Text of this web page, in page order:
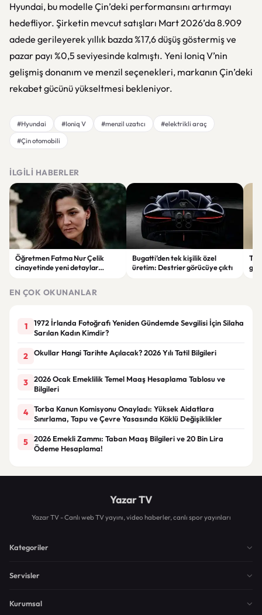
Hyundai, bu modelle Çin’deki performansını artırmayı
hedefliyor. Şirketin mevcut satışları Mart 2026’da 8.909
adede gerileyerek yıllık bazda %17,6 düşüş göstermiş ve
pazar payı %0,5 seviyesinde kalmıştı. Yeni Ioniq V’nin
gelişmiş donanım ve menzil seçenekleri, markanın Çin’deki
rekabet gücünü yükseltmesi bekleniyor.
#Hyundai #Ioniq V #menzil uzatıcı
#elektrikli araç
#Çin otomobili
İLGILI HABERLER
Öğretmen Fatma Nur Çelik
cinayetinde yeni detaylar
Bugatti’den tek kişilik özel
üretim: Destrier görücüye çıktı
EN ÇOK OKUNANLAR
1
1972 İrlanda Fotoğrafı Yeniden Gündemde Sevgilisi İçin Silaha
Sarılan Kadın Kimdir?
2 Okullar Hangi Tarihte Açılacak? 2026 Yılı Tatil Bilgileri
3
2026 Ocak Emeklilik Temel Maaş Hesaplama Tablosu ve
Bilgileri
4
Torba Kanun Komisyonu Onayladı: Yüksek Aidatlara
Sınırlama, Tapu ve Çevre Yasasında Köklü Değişiklikler
5
2026 Emekli Zammı: Taban Maaş Bilgileri ve 20 Bin Lira
Ödeme Hesaplama!
Yazar TV
Yazar TV - Canlı web TV yayını, video haberler, canlı spor yayınları
Kategoriler
Servisler
Kurumsal